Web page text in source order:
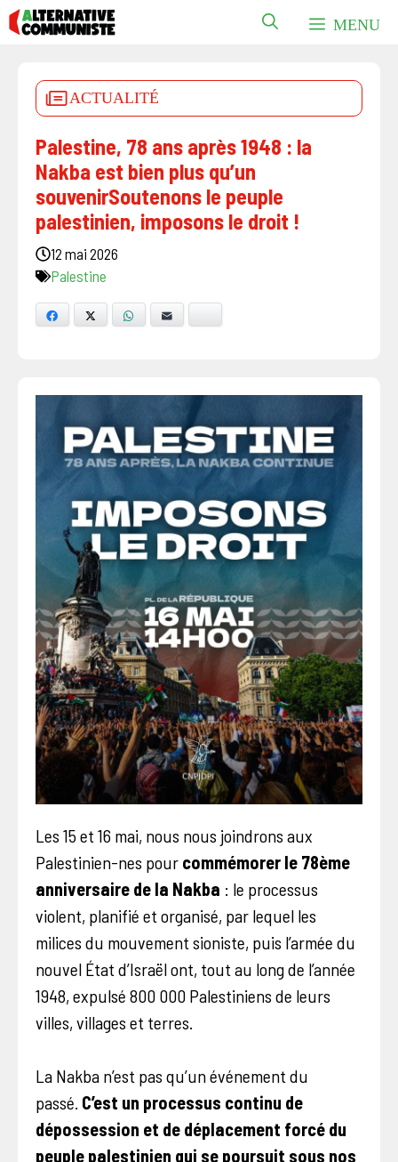
Aller
au
MENU
ACTUALITÉ
Palestine, 78 ans après 1948 : la
Nakba est bien plus qu’un
souvenirSoutenons le peuple
palestinien, imposons le droit !
12 mai 2026
Palestine
Facebook WhatsApp
Les 15 et 16 mai, nous nous joindrons aux
Palestinien-nes pour commémorer le 78ème
anniversaire de la Nakba : le processus
violent, planifié et organisé, par lequel les
milices du mouvement sioniste, puis l’armée du
nouvel État d’Israël ont, tout au long de l’année
1948, expulsé 800 000 Palestiniens de leurs
villes, villages et terres.
La Nakba n’est pas qu’un événement du
passé. C’est un processus continu de
dépossession et de déplacement forcé du
peuple palestinien qui se poursuit sous nos